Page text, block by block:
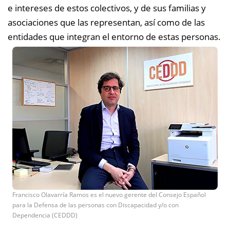
e intereses de estos colectivos, y de sus familias y
asociaciones que las representan, así como de las
entidades que integran el entorno de estas personas.
Francisco Olavarría Ramos es el nuevo gerente del Consejo Español
para la Defensa de las personas con Discapacidad y/o con
Dependencia (CEDDD)